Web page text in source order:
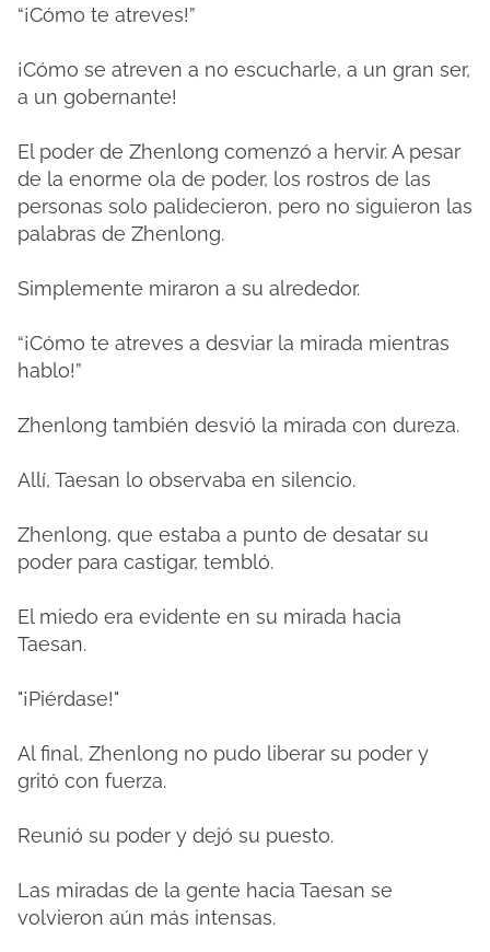
“¡Cómo te atreves!”
¡Cómo se atreven a no escucharle, a un gran ser,
a un gobernante!
El poder de Zhenlong comenzó a hervir. A pesar
de la enorme ola de poder, los rostros de las
personas solo palidecieron, pero no siguieron las
palabras de Zhenlong.
Simplemente miraron a su alrededor.
“¡Cómo te atreves a desviar la mirada mientras
hablo!”
Zhenlong también desvió la mirada con dureza.
Allí, Taesan lo observaba en silencio.
Zhenlong, que estaba a punto de desatar su
poder para castigar, tembló.
El miedo era evidente en su mirada hacia
Taesan.
"¡Piérdase!"
Al final, Zhenlong no pudo liberar su poder y
gritó con fuerza.
Reunió su poder y dejó su puesto.
Las miradas de la gente hacia Taesan se
volvieron aún más intensas.